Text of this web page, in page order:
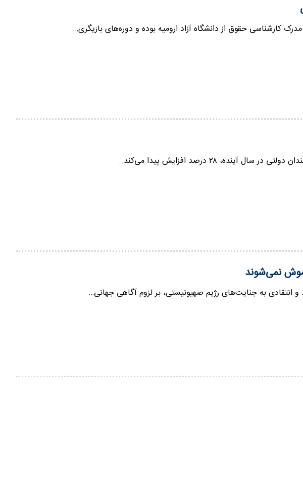
۲۸ درصد افزایش پیدا می‌کند..
نمی‌شوند
و انتقادی به جنایت‌های رژیم صهیونیستی، بر لزوم آگاهی جهانی…